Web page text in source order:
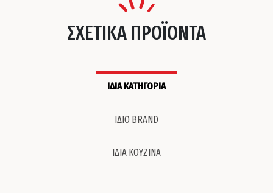
ΣΧΕΤΙΚΑ ΠΡΟΪΟΝΤΑ
ΙΔΙΑ ΚΑΤΗΓΟΡΙΑ
ΙΔΙΟ BRAND
ΙΔΙΑ ΚΟΥΖΙΝΑ